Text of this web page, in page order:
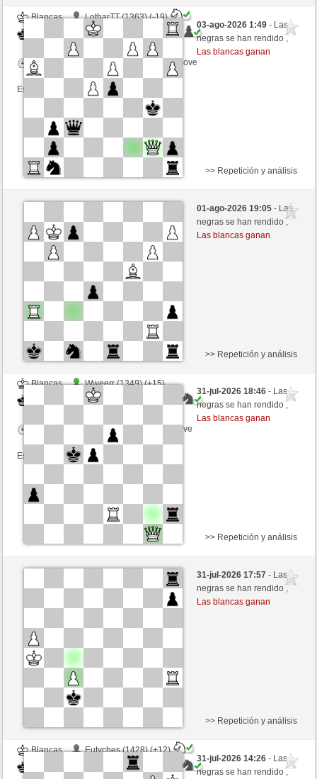
Blancas
LotharTT (1363) (-19)
Rpe2_1968 (1294) (+19)
Tiempo: 10 minutes/side + 6 seconds/move
Esta partida es por puntos
03-ago-2026 1:49- Las
negras se han rendido ,
Las blancas ganan
Blancas
Lavalangaperfetta (1449) (+10)
Tiempo: 7 minutes/side + 0 seconds/move
>> Repetición y análisis
01-ago-2026 19:05- Las
negras se han rendido ,
Las blancas ganan
Blancas
Wweerr (1349) (+15)
Rpe2_1968 (1319) (-15)
Tiempo: 5 minutes/side + 0 seconds/move
Esta partida es por puntos
>> Repetición y análisis
31-jul-2026 18:46- Las
negras se han rendido ,
Las blancas ganan
Blancas
Aristofenes (1384) (+14)
Rpe2_1968 (1333) (-14)
Esta partida es por puntos
>> Repetición y análisis
31-jul-2026 17:57- Las
negras se han rendido ,
Las blancas ganan
Blancas
Eutyches (1428) (+12)
Rpe2_1968 (1345) (-12)
>> Repetición y análisis
31-jul-2026 14:26- Las
negras se han rendido ,